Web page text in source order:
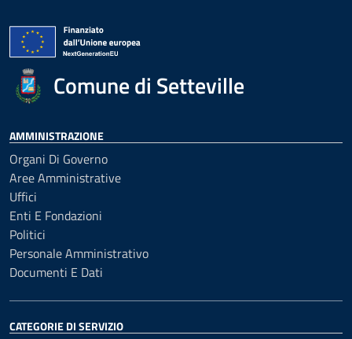
Comune di Setteville
AMMINISTRAZIONE
Organi Di Governo
Aree Amministrative
Uffici
Enti E Fondazioni
Politici
Personale Amministrativo
Documenti E Dati
CATEGORIE DI SERVIZIO